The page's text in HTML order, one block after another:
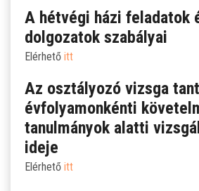
A hétvégi házi feladatok
dolgozatok szabályai
Elérhető itt
Az osztályozó vizsga
évfolyamonkénti
tanulmányok alatti
ideje
Elérhető itt